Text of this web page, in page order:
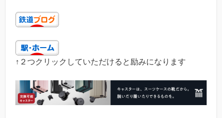
↑２つクリックしていただけると励みになります